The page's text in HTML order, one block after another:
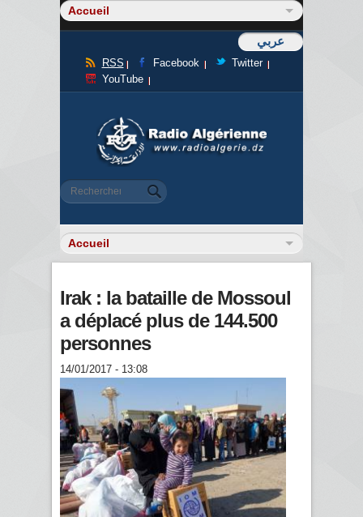
عربي
RSS Facebook
Twitter
YouTube
Formulaire de recherche
Rechercher
Irak : la bataille de Mossoul
a déplacé plus de 144.500
personnes
14/01/2017 - 13:08